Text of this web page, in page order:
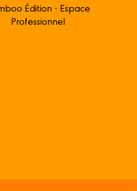
Édition - Espace
Professionnel